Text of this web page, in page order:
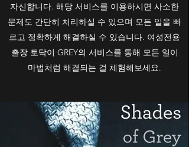
자신합니다. 해당 서비스를 이용하시면 사소한
문제도 간단히 처리하실 수 있으며 모든 일을 빠
르고 정확하게 해결하실 수 있습니다. 여성전용
출장 토닥이 GREY의 서비스를 통해 모든 일이
마법처럼 해결되는 걸 체험해보세요.